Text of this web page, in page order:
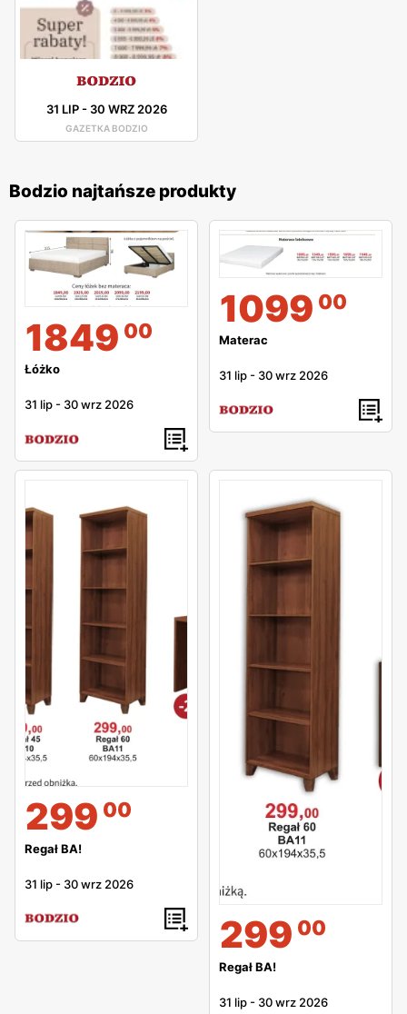
31 LIP- 30 WRZ 2026
GAZETKA BODZIO
Bodzio najtańsze produkty
1849 00
Łóżko
31 lip - 30 wrz 2026
1099 00
Materac
31 lip - 30 wrz 2026
299 00
Regał BA!
31 lip - 30 wrz 2026
299 00
Regał BA!
31 lip - 30 wrz 2026